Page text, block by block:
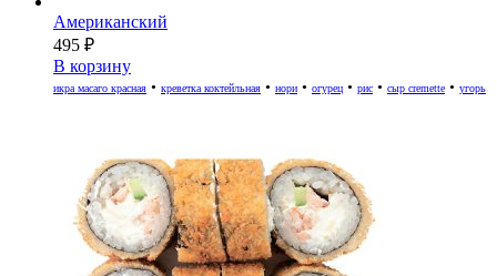
Американский
495 ₽
В корзину
икра масаго красная • креветка коктейльная • нори • огурец • рис • сыр cremette • угорь